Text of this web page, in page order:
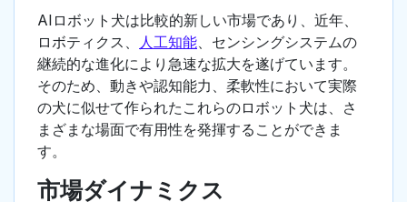
AIロボット犬は比較的新しい市場であり、近年、
ロボティクス、 人工知能、センシングシステムの
継続的な進化により急速な拡大を遂げています。
そのため、動きや認知能力、柔軟性において実際
の犬に似せて作られたこれらのロボット犬は、さ
まざまな場面で有用性を発揮することができま
す。
市場ダイナミクス